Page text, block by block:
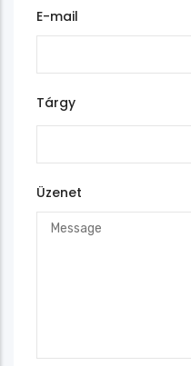
E-mail
Tárgy
Üzenet